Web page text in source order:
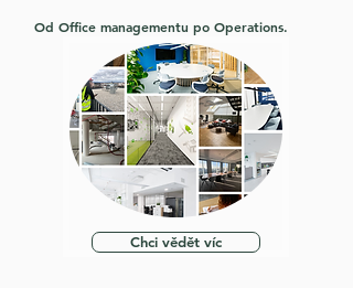
Od Office managementu po Operations.
Chci vědět víc